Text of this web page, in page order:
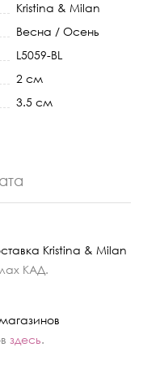
Kristina & Milan
Весна / Осень
L5059-BL
2 см
3.5 см
Kristina & Milan
КАД.
здесь.